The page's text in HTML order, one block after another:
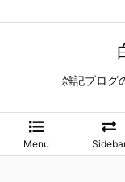
雑記ブログ
Menu